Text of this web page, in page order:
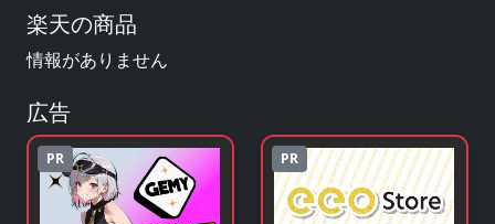
楽天の商品
情報がありません
広告
PR PR